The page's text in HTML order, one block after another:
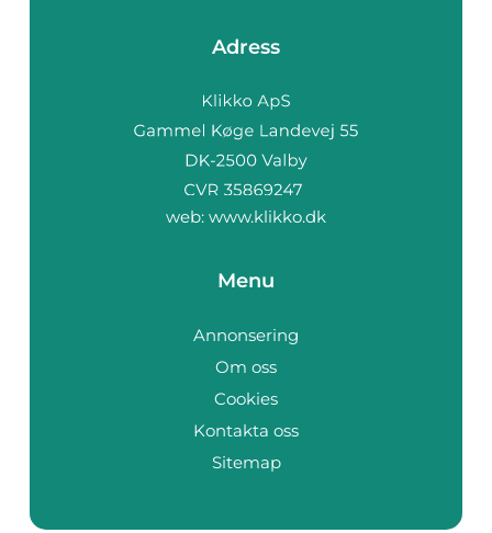
Adress
web: www.klikko.dk
Menu
Annonsering
Om oss
Cookies
Kontakta oss
Sitemap